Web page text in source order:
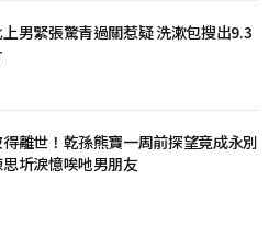
男緊張驚青過關惹疑 洗漱包搜出9.3
離世！乾孫熊寶一周前探望竟成永別
思圻淚憶唉吔男朋友